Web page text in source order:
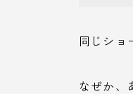
同じショ
なぜか、